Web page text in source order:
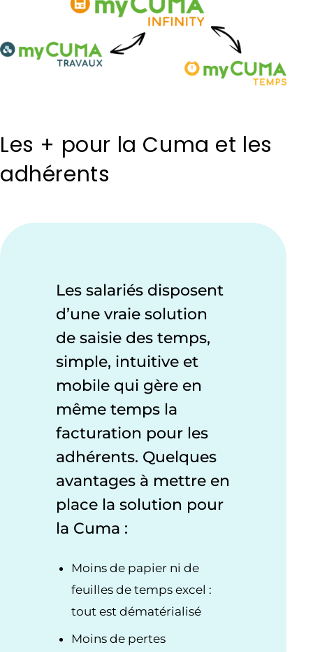
Les + pour la Cuma et les
adhérents
Les salariés disposent
d’une vraie solution
de saisie des temps,
simple, intuitive et
mobile qui gère en
même temps la
facturation pour les
adhérents. Quelques
avantages à mettre en
place la solution pour
la Cuma :
Moins de papier ni de
feuilles de temps excel :
tout est dématérialisé
Moins de pertes